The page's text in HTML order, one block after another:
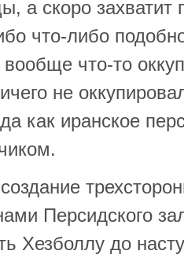
а скоро
что-либо
что-то
не
как иранское
Персидского
Хезболлу до